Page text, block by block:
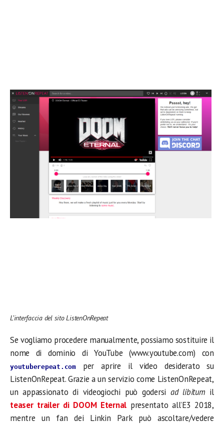
L’interfaccia del sito ListenOnRepeat
Se vogliamo procedere manualmente, possiamo sostituire il
nome di dominio di YouTube (www.youtube.com) con
youtuberepeat.comper aprire il video desiderato su
ListenOnRepeat. Grazie a un servizio come ListenOnRepeat,
un appassionato di videogiochi può godersi ad libitum il
teaser trailer di DOOM Eternal presentato all’E3 2018,
mentre un fan dei Linkin Park può ascoltare/vedere